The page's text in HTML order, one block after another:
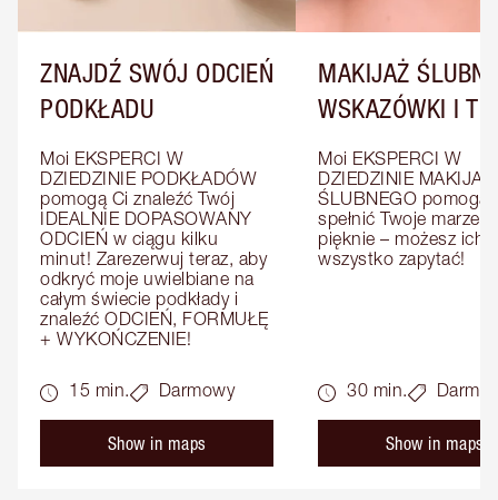
ZNAJDŹ SWÓJ ODCIEŃ
PODKŁADU
Moi EKSPERCI W
DZIEDZINIE PODKŁADÓW
pomogą Ci znaleźć Twój
IDEALNIE DOPASOWANY
ODCIEŃ w ciągu kilku
minut! Zarezerwuj teraz, aby
odkryć moje uwielbiane na
całym świecie podkłady i
znaleźć ODCIEŃ, FORMUŁĘ
+ WYKOŃCZENIE!
15 min. Darmowy
Show in maps
MAKIJAŻ
WSKAZÓWKI I
Moi EKSPERCI W
DZIEDZINIE
ŚLUBNEGO pomogą
spełnić Twoje
pięknie – możesz ich
wszystko zapytać!
30 min.
Show in maps